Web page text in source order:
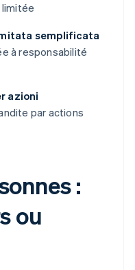
semplificata
à responsabilité
azioni
par actions
:
ou